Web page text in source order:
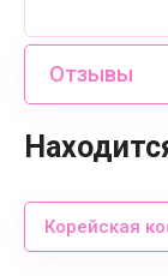
Отзывы
Корейская